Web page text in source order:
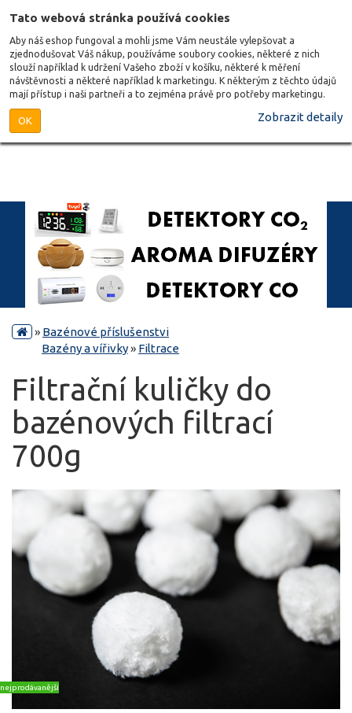
Tato webová stránka používá cookies
Aby náš eshop fungoval a mohli jsme Vám neustále vylepšovat a
zjednodušovat Váš nákup, používáme soubory cookies, některé z nich
slouží například k udržení Vašeho zboží v košíku, některé k měření
návštěvnosti a některé například k marketingu. K některým z těchto údajů
mají přístup i naši partneři a to zejména právě pro potřeby marketingu.
OK Zobrazit detaily
» Bazénové příslušenstvi
Bazény a vířivky» Filtrace
Filtrační kuličky do
bazénových filtrací
700g
nejprodávanější